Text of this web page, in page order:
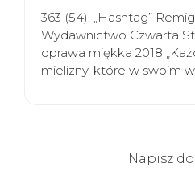
363 (54). „Hashtag”
Wydawnictwo Czwarta
oprawa miękka 2018
mielizny, które w swoim
Napisz